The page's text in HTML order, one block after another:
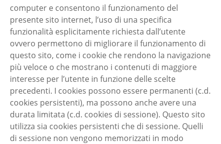
computer e consentono il funzionamento del
presente sito internet, l’uso di una specifica
funzionalità esplicitamente richiesta dall’utente
ovvero permettono di migliorare il funzionamento di
questo sito, come i cookie che rendono la navigazione
più veloce o che mostrano i contenuti di maggiore
interesse per l’utente in funzione delle scelte
precedenti. I cookies possono essere permanenti (c.d.
cookies persistenti), ma possono anche avere una
durata limitata (c.d. cookies di sessione). Questo sito
utilizza sia cookies persistenti che di sessione. Quelli
di sessione non vengono memorizzati in modo